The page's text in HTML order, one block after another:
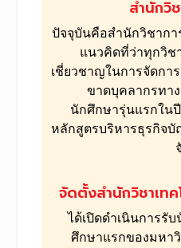
สำนักวิ
ปัจจุบันคือสำนักวิชากา
แนวคิดที่ว่าทุกวิช
เชี่ยวชาญในการจัดการ
ขาดบุคลากรทา
นักศึกษารุ่นแรกใน
หลักสูตรบริหารธุรกิจ
จัดตั้งสำนักวิชาเท
ได้เปิดดำเนินการรั
ศึกษาแรกของมหา